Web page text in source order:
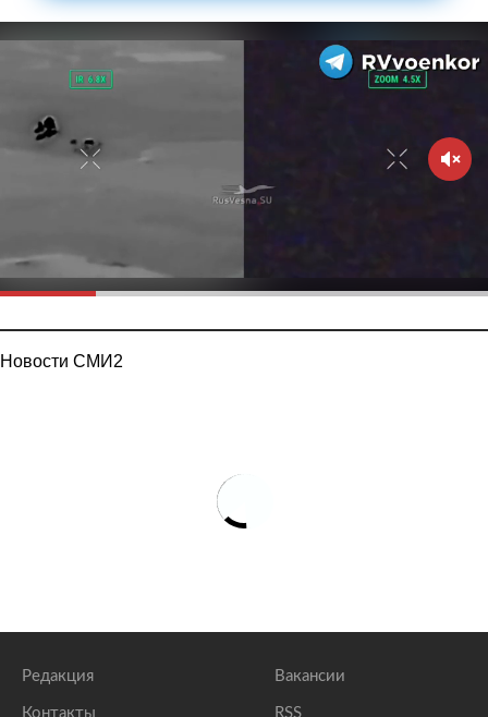
Новости СМИ2
Редакция
Контакты
Вакансии
RSS